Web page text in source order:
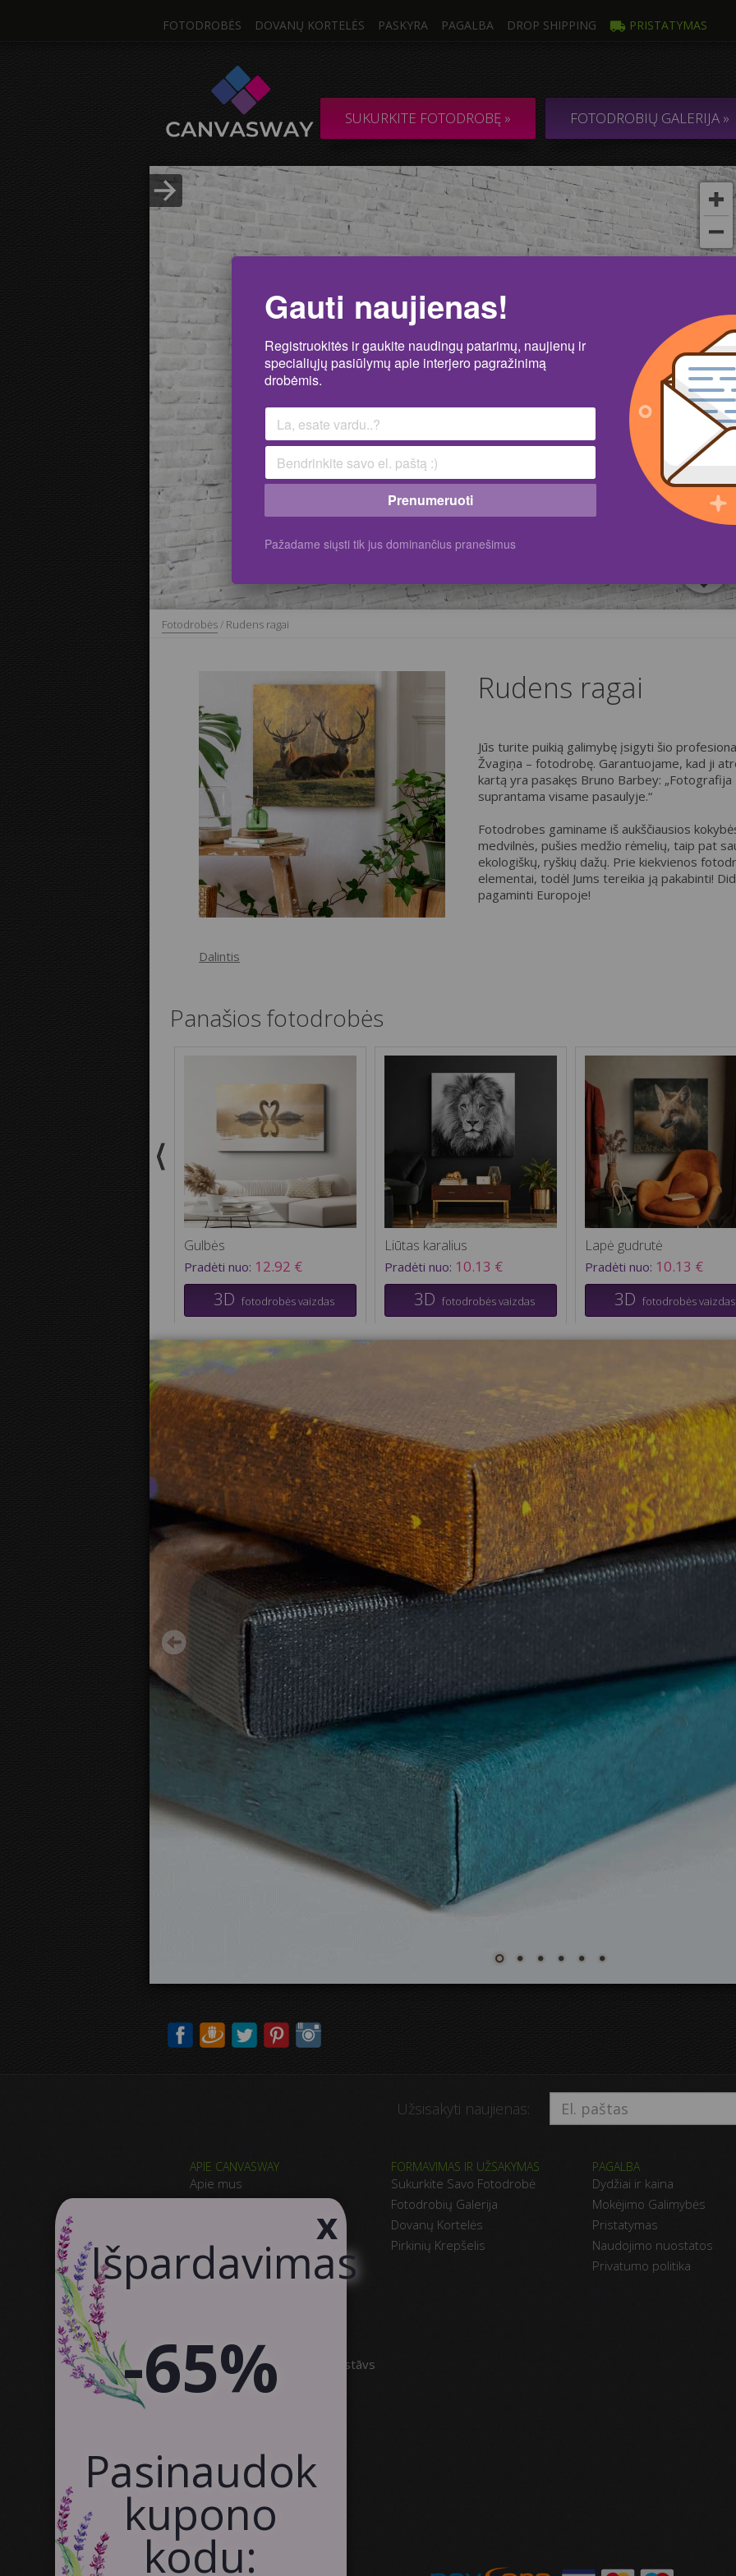
FOTODROBĖS DOVANŲ KORTELĖS PASKYRA PAGALBA DROP SHIPPING PRISTATYMAS
SUKURKITE FOTODROBĘ » FOTODROBIŲ GALERIJA »
DROBĖ / SUDĖTINĖ DROBĖ iš 1
Nuotraukos
KOLIAŽAS /
Fotodrobės/ Rudens ragai
Rudens ragai
Jūs turite puikią galimybę įsigyti šio
Žvagiņa – fotodrobę. Garantuojame, kad ji
kartą yra pasakęs Bruno Barbey: „Fotografija
suprantama visame pasaulyje.“
Fotodrobes gaminame iš aukščiausios
medvilnės, pušies medžio rėmelių, taip pat
ekologiškų, ryškių dažų. Prie kiekvienos
elementai, todėl Jums tereikia ją pakabinti!
pagaminti Europoje!
Dalintis
Panašios fotodrobės
Gulbės
Pradėti nuo: 12.92 €
3D fotodrobės vaizdas
Liūtas karalius
Pradėti nuo: 10.13 €
3D fotodrobės vaizdas
Lapė gudrutė
Pradėti nuo: 10.13 €
3D fotodrobės vaizdas
Šuo sniege
Pradėti nuo:12.92 €
3D fotodrobės vaizdas
Užsisakyti naujienas:
APIE CANVASWAY
Apie mus
Kodėl CanvasWAY
Klientų Atsiliepimai
Susisiekite
FORMAVIMAS IR UŽSAKYMAS
Sukurkite Savo Fotodrobė
Fotodrobių Galerija
Dovanų Kortelės
Pirkinių Krepšelis
PAGALBA
Dydžiai ir kaina
Mokėjimo Galimybės
Pristatymas
Naudojimo nuostatos
Privatumo politika
SIA Canvas WAY
Brīvības gatve 323, Rīga, 3.stāvs
info@canvasway.com
+371 27071150
x
Išpardavimas
-65%
Pasinaudok
kupono
kodu:
Gauti naujienas!
Registruokitės ir gaukite naudingų patarimų, naujienų ir
specialiųjų pasiūlymų apie interjero pagražinimą
drobėmis.
Prenumeruoti
Pažadame siųsti tik jus dominančius pranešimus